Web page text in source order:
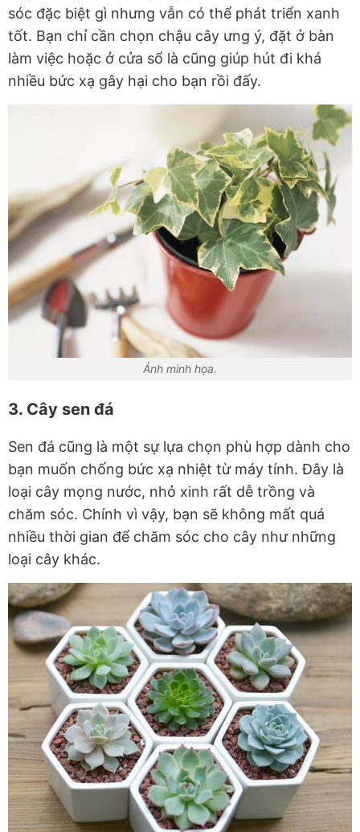
sóc đặc biệt gì nhưng vẫn có thể phát triển xanh
tốt. Bạn chỉ cần chọn chậu cây ưng ý, đặt ở bàn
làm việc hoặc ở cửa sổ là cũng giúp hút đi khá
nhiều bức xạ gây hại cho bạn rồi đấy.
Ảnh minh họa.
3. Cây sen đá
Sen đá cũng là một sự lựa chọn phù hợp dành cho
bạn muốn chống bức xạ nhiệt từ máy tính. Đây là
loại cây mọng nước, nhỏ xinh rất dễ trồng và
chăm sóc. Chính vì vậy, bạn sẽ không mất quá
nhiều thời gian để chăm sóc cho cây như những
loại cây khác.